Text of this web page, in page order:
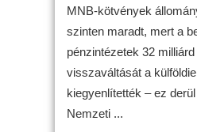
MNB-kötvények
szinten maradt, mert a
pénzintézetek 32
visszaváltását a
kiegyenlítették – ez
Nemzeti ...